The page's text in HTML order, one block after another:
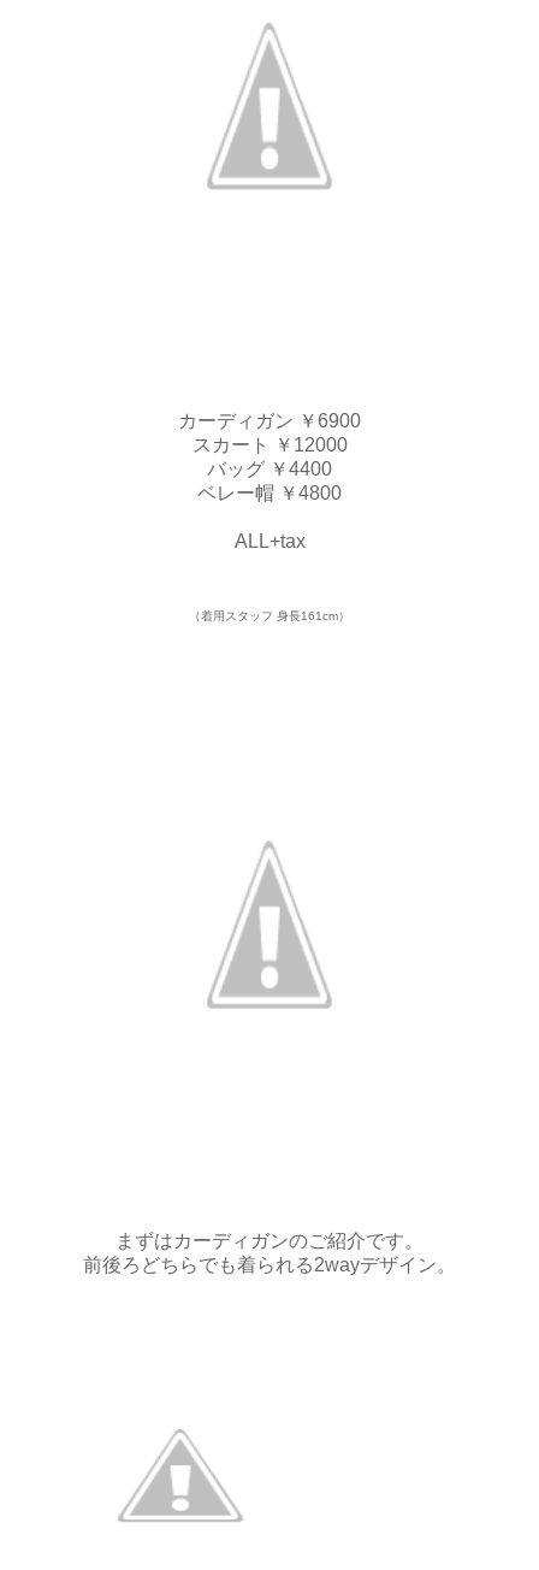
カーディガン ￥6900
スカート ￥12000
バッグ ￥4400
ベレー帽 ￥4800
ALL+tax
（着用スタッフ 身長161cm）
まずはカーディガンのご紹介です。
前後ろどちらでも着られる2wayデザイン。